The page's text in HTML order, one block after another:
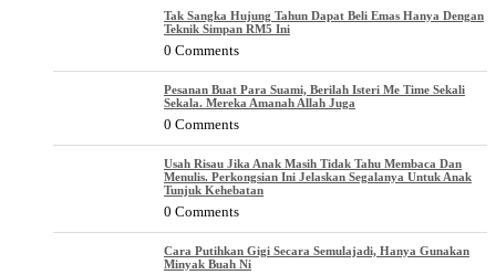
Tak Sangka Hujung Tahun Dapat Beli Emas Hanya Dengan
Teknik Simpan RM5 Ini
0 Comments
Pesanan Buat Para Suami, Berilah Isteri Me Time Sekali
Sekala. Mereka Amanah Allah Juga
0 Comments
Usah Risau Jika Anak Masih Tidak Tahu Membaca Dan
Menulis. Perkongsian Ini Jelaskan Segalanya Untuk Anak
Tunjuk Kehebatan
0 Comments
Cara Putihkan Gigi Secara Semulajadi, Hanya Gunakan
Minyak Buah Ni